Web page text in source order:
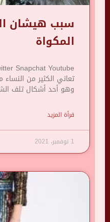
سبب هيشان
المكواة
تعاني الكثير من
وهو أحد أشكال تلف
قرأة المزيد
1 نوفمبر، 2021